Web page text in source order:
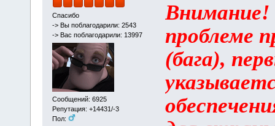
Спасибо
-> Вы поблагодарили: 2543
-> Вас поблагодарили: 13997
Сообщений: 6925
Репутация: +14431/-3
Пол:
Внимание!
проблеме
(бага),